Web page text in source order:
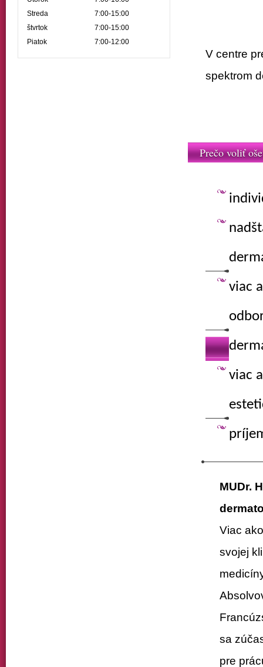
V centre
spektrom
Prečo voliť
viac
viac
MUDr.
Viac
svojej
sa
pre
Streda
7:00-15:00
štvrtok
7:00-15:00
Piatok
7:00-12:00